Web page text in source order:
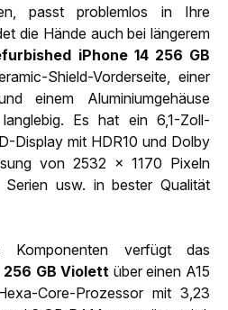
passt problemlos in Ihre
die Hände auch bei längerem
iPhone 14 256 GB
Shield-Vorderseite, einer
einem Aluminiumgehäuse
Es hat ein 6,1-Zoll-
Display mit HDR10 und Dolby
von 2532 x 1170 Pixeln
usw. in bester Qualität
verfügt das
GB Violett über einen A15
Core-Prozessor mit 3,23